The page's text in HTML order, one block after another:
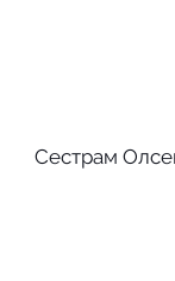
Сестрам